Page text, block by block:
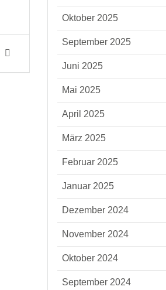
Oktober 2025
September 2025
Juni 2025
Mai 2025
April 2025
März 2025
Februar 2025
Januar 2025
Dezember 2024
November 2024
Oktober 2024
September 2024